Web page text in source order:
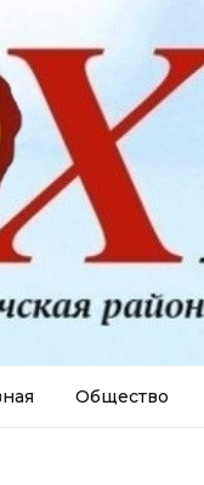
Общество